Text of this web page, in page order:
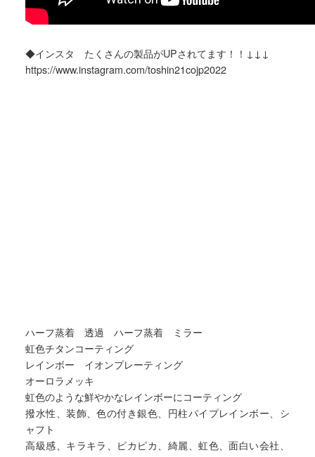
◆インスタ たくさんの製品がUPされてます！！↓↓↓
https://www.instagram.com/toshin21cojp2022
ハーフ蒸着 透過 ハーフ蒸着 ミラー
虹色チタンコーティング
レインボー イオンプレーティング
オーロラメッキ
虹色のような鮮やかなレインボーにコーティング
撥水性、装飾、色の付き銀色、円柱パイプレインボー、シ
ャフト
高級感、キラキラ、ピカピカ、綺麗、虹色、面白い会社、